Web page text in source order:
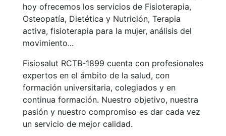
Organización
Junta
directiva
y comités
Estructura
ejecutiva
Fundación
Servicios
hoy ofrecemos los servicios de Fisioterapia,
Osteopatía, Dietética y Nutrición, Terapia
activa, fisioterapia para la mujer, análisis del
movimiento...
Fisiosalut RCTB-1899 cuenta con profesionales
expertos en el ámbito de la salud, con
formación universitaria, colegiados y en
continua formación. Nuestro objetivo, nuestra
pasión y nuestro compromiso es dar cada vez
un servicio de mejor calidad.